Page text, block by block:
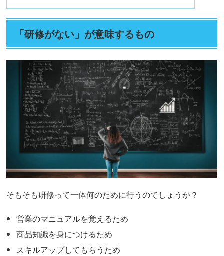
「研修がない」が意味するもの
そもそも研修って一体何のために行うのでしょうか？
営業のマニュアルを覚えるため
商品知識を身につけるため
スキルアップしてもらうため